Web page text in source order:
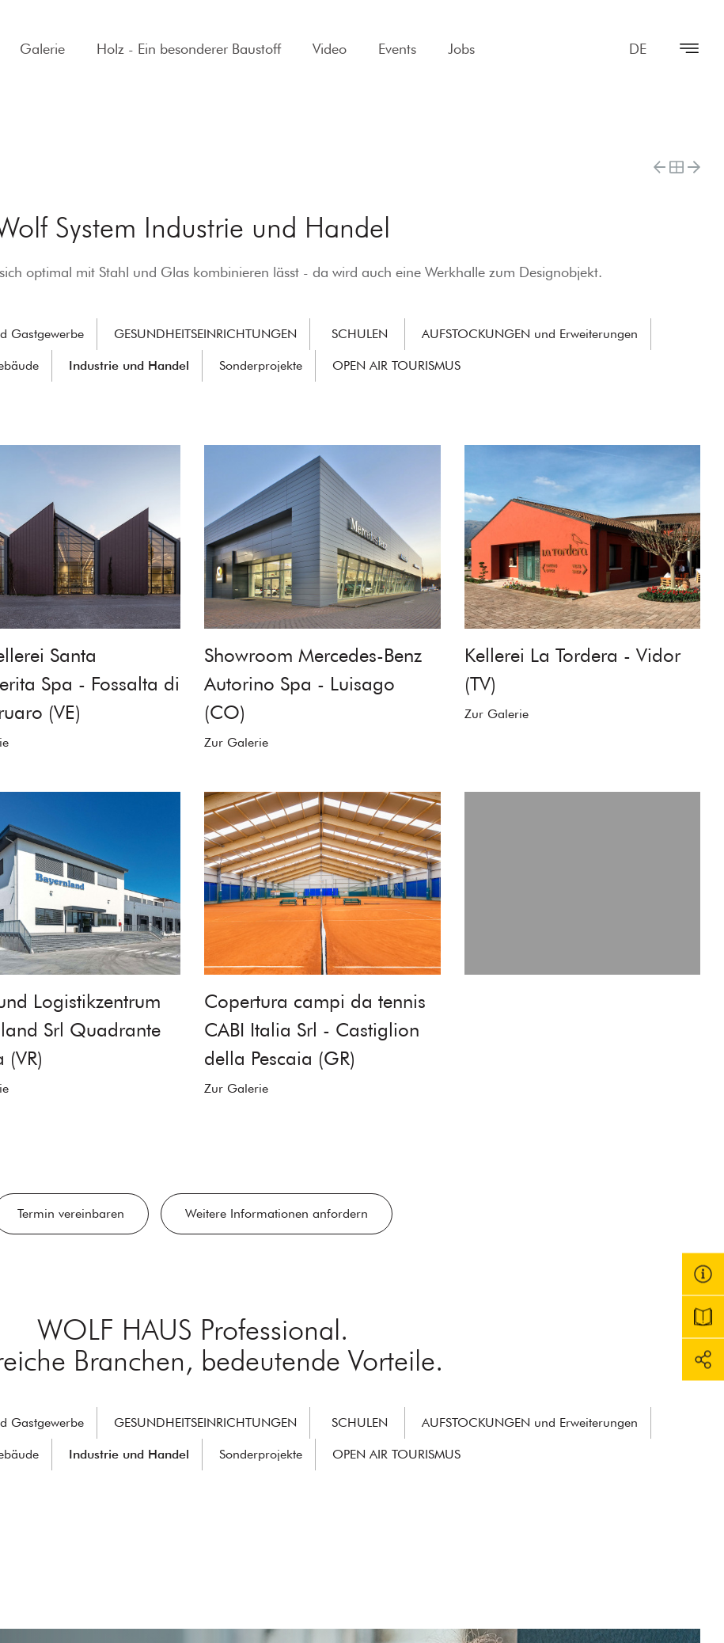
Galerie Holz - Ein besonderer Baustoff Video Events Jobs DE
System Industrie und Handel
optimal mit Stahl und Glas kombinieren lässt - da wird auch eine Werkhalle zum Designobjekt.
Gastgewerbe GESUNDHEITSEINRICHTUNGEN SCHULEN AUFSTOCKUNGEN und Erweiterungen
Industrie und Handel Sonderprojekte OPEN AIR TOURISMUS
Santa
Spa - Fossalta di
(VE)
Showroom Mercedes-Benz
Autorino Spa - Luisago
(CO)
Zur Galerie
Kellerei La Tordera - Vidor
(TV)
Zur Galerie
Logistikzentrum
Srl Quadrante
(VR)
Copertura campi da tennis
CABI Italia Srl - Castiglion
della Pescaia (GR)
Zur Galerie
Termin vereinbaren Weitere Informationen anfordern
WOLF HAUS Professional.
Branchen, bedeutende Vorteile.
Gastgewerbe GESUNDHEITSEINRICHTUNGEN SCHULEN AUFSTOCKUNGEN und Erweiterungen
Industrie und Handel Sonderprojekte OPEN AIR TOURISMUS